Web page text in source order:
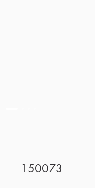
150073
вопрос